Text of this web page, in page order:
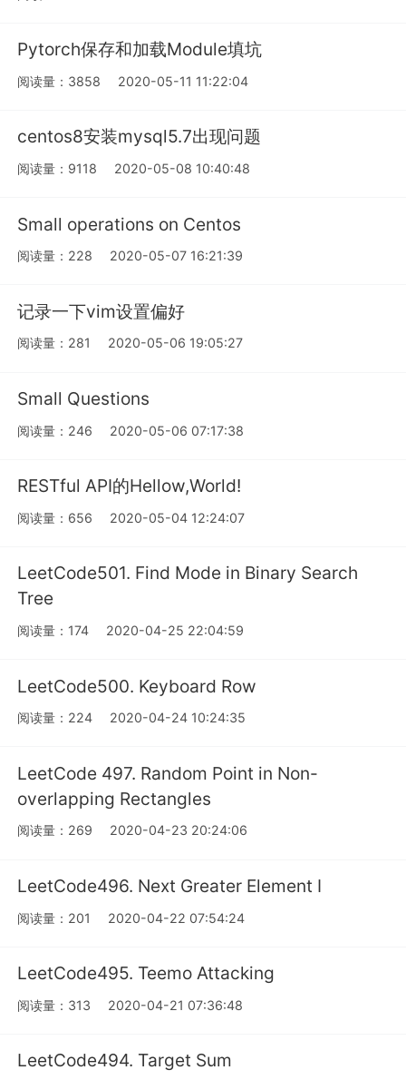
Pytorch保存和加载Module填坑
阅读量：3858 2020-05-11 11:22:04
centos8安装mysql5.7出现问题
阅读量：9118 2020-05-08 10:40:48
Small operations on Centos
阅读量：228 2020-05-07 16:21:39
记录一下vim设置偏好
阅读量：281 2020-05-06 19:05:27
Small Questions
阅读量：246 2020-05-06 07:17:38
RESTful API的Hellow,World!
阅读量：656 2020-05-04 12:24:07
LeetCode501. Find Mode in Binary Search
Tree
阅读量：174 2020-04-25 22:04:59
LeetCode500. Keyboard Row
阅读量：224 2020-04-24 10:24:35
LeetCode 497. Random Point in Non-
overlapping Rectangles
阅读量：269 2020-04-23 20:24:06
LeetCode496. Next Greater Element I
阅读量：201 2020-04-22 07:54:24
LeetCode495. Teemo Attacking
阅读量：313 2020-04-21 07:36:48
LeetCode494. Target Sum